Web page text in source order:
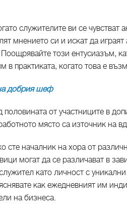
служителите ви се
мнението си и искат да
този ентусиазъм,
в практиката, когато това е
добрия шеф
половината от участниците в
място са източник на
сте началник на хора от
могат да се различават в
като личност с
как ежедневният им
на бизнеса.